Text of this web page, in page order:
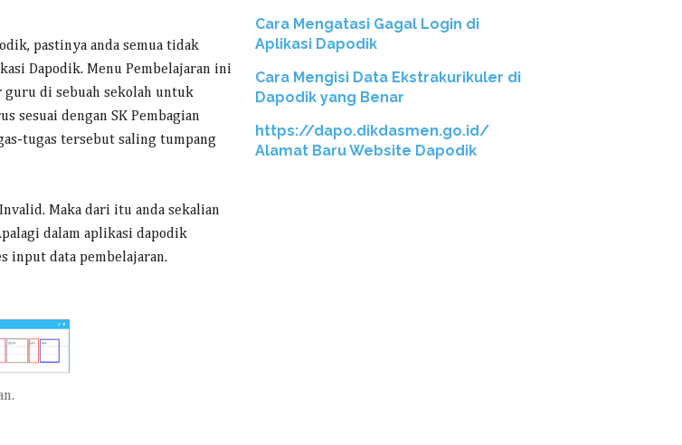
pastinya anda semua tidak
Dapodik. Menu Pembelajaran ini
guru di sebuah sekolah untuk
sesuai dengan SK Pembagian
tugas tersebut saling tumpang
Maka dari itu anda sekalian
dalam aplikasi dapodik
input data pembelajaran.
Cara Mengatasi Gagal Login di
Aplikasi Dapodik
Cara Mengisi Data Ekstrakurikuler di
Dapodik yang Benar
https://dapo.dikdasmen.go.id/
Alamat Baru Website Dapodik